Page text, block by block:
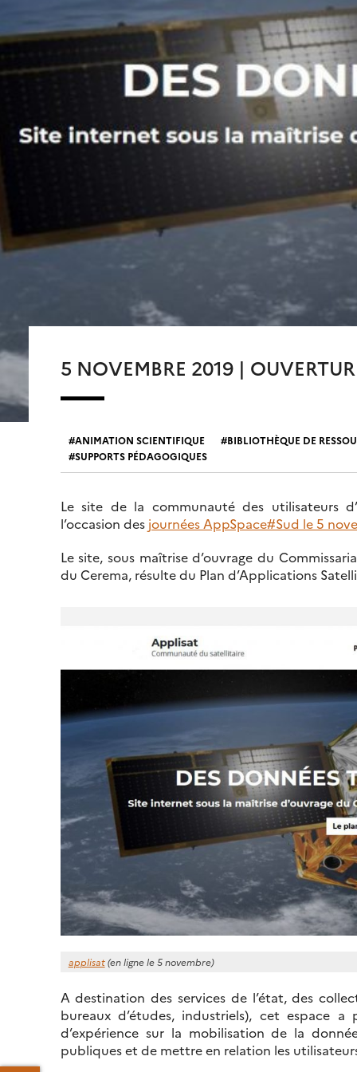
5 NOVEMBRE 2019 |
ANIMATION SCIENTIFIQUE
BIBLIOTHÈQUE DE
SUPPORTS PÉDAGOGIQUES
Le site de la communauté des utilisateurs
l’occasion des journées AppSpace#Sud le 5
Le site, sous maîtrise d’ouvrage du
du Cerema, résulte du Plan d’Applications
applisat(en ligne le 5 novembre)
A destination des services de l’état, des
bureaux d’études, industriels), cet espace
d’expérience sur la mobilisation de la
publiques et de mettre en relation les